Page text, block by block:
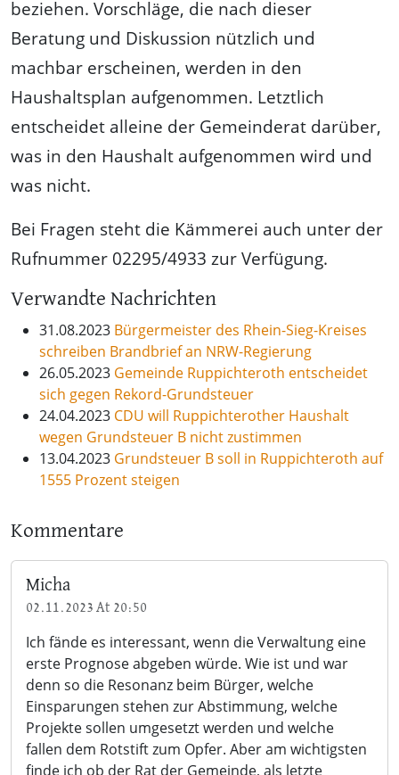
beziehen. Vorschläge, die nach dieser
Beratung und Diskussion nützlich und
machbar erscheinen, werden in den
Haushaltsplan aufgenommen. Letztlich
entscheidet alleine der Gemeinderat darüber,
was in den Haushalt aufgenommen wird und
was nicht.
Bei Fragen steht die Kämmerei auch unter der
Rufnummer 02295/4933 zur Verfügung.
Verwandte Nachrichten
31.08.2023 Bürgermeister des Rhein-Sieg-Kreises
schreiben Brandbrief an NRW-Regierung
26.05.2023 Gemeinde Ruppichteroth entscheidet
sich gegen Rekord-Grundsteuer
24.04.2023 CDU will Ruppichterother Haushalt
wegen Grundsteuer B nicht zustimmen
13.04.2023 Grundsteuer B soll in Ruppichteroth auf
1555 Prozent steigen
Kommentare
Micha
02.11.2023 At 20:50
Ich fände es interessant, wenn die Verwaltung eine
erste Prognose abgeben würde. Wie ist und war
denn so die Resonanz beim Bürger, welche
Einsparungen stehen zur Abstimmung, welche
Projekte sollen umgesetzt werden und welche
fallen dem Rotstift zum Opfer. Aber am wichtigsten
finde ich ob der Rat der Gemeinde, als letzte